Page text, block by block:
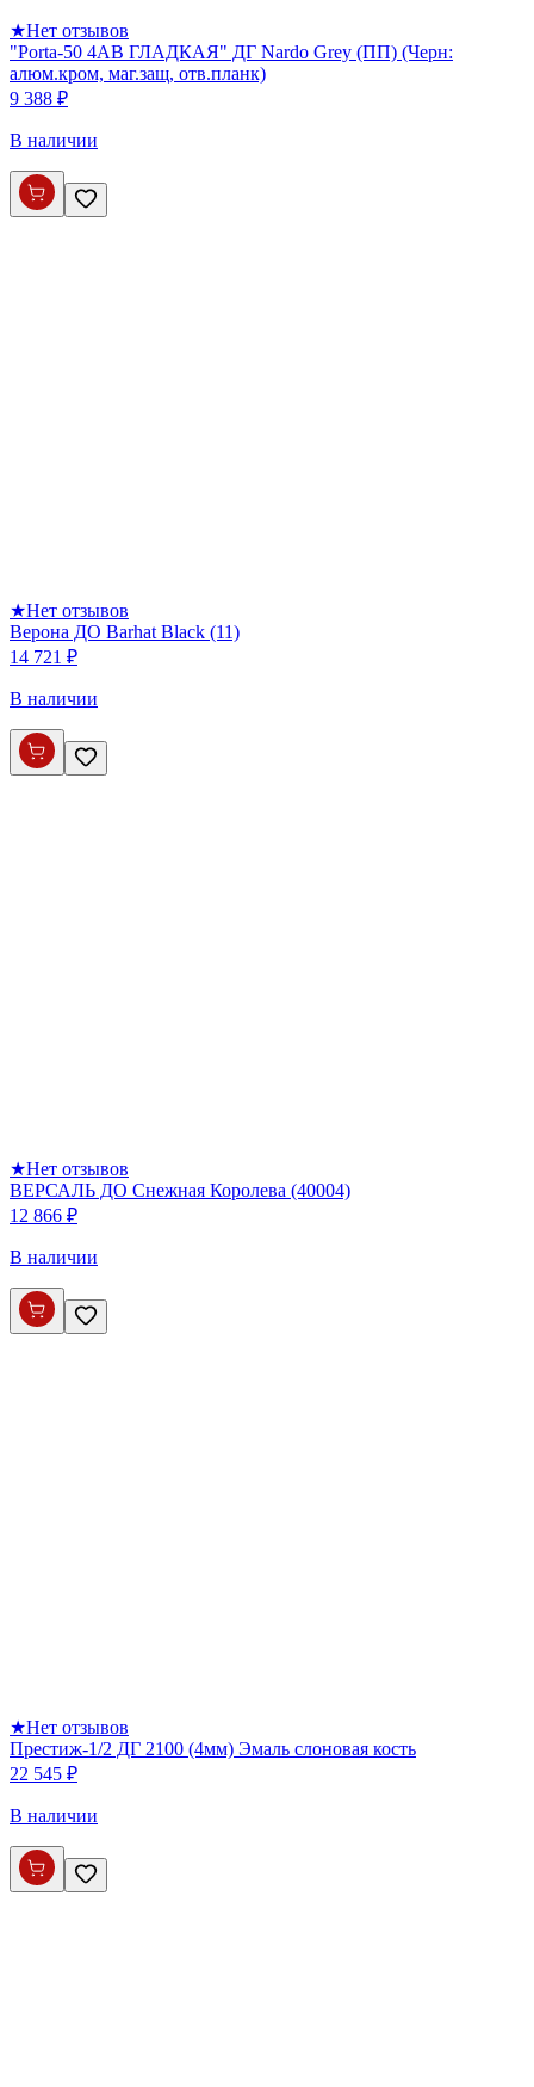
★Нет отзывов
"Porta-50 4AB ГЛАДКАЯ" ДГ Nardo Grey (ПП) (Черн:
алюм.кром, маг.защ, отв.планк)
9 388 ₽
В наличии
★Нет отзывов
Верона ДО Barhat Black (11)
14 721 ₽
В наличии
★Нет отзывов
ВЕРСАЛЬ ДО Снежная Королева (40004)
12 866 ₽
В наличии
★Нет отзывов
Престиж-1/2 ДГ 2100 (4мм) Эмаль слоновая кость
22 545 ₽
В наличии